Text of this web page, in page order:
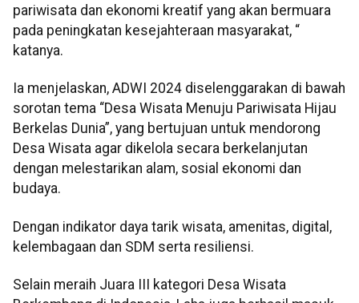
pariwisata dan ekonomi kreatif yang akan bermuara
pada peningkatan kesejahteraan masyarakat, “
katanya.
Ia menjelaskan, ADWI 2024 diselenggarakan di bawah
sorotan tema “Desa Wisata Menuju Pariwisata Hijau
Berkelas Dunia”, yang bertujuan untuk mendorong
Desa Wisata agar dikelola secara berkelanjutan
dengan melestarikan alam, sosial ekonomi dan
budaya.
Dengan indikator daya tarik wisata, amenitas, digital,
kelembagaan dan SDM serta resiliensi.
Selain meraih Juara III kategori Desa Wisata